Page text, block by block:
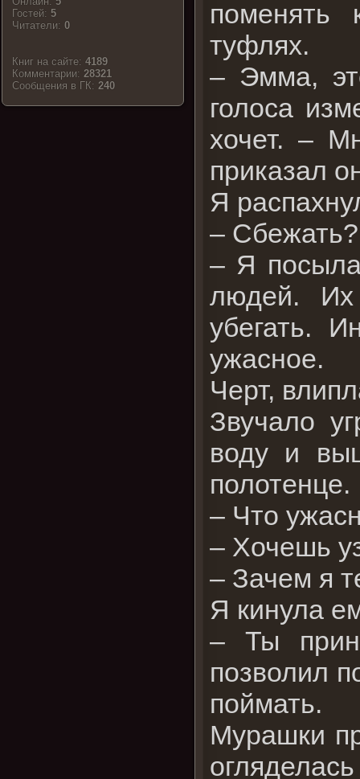
Гостей: 5
Читатели:0
Книг на сайте:4189
Комментарии:28321
Cообщения в ГК:240
поменять
туфлях.
– Эмма,
голоса
хочет. –
приказал
Я
–
– Я
людей. Их
убегать.
ужасное.
Черт,
Звучало
воду и
полотенце.
– Что
– Хочешь
– Зачем я
Я кинула
– Ты
позволил
поймать.
Мурашки